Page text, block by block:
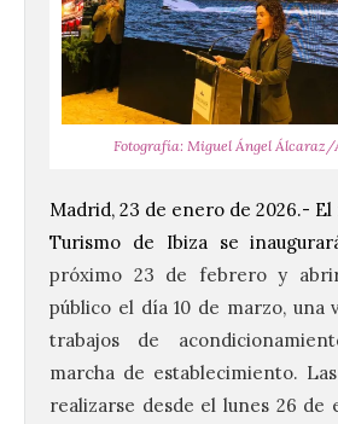
Fotografía: Miguel Ángel
Madrid, 23 de enero de 2026.-
Turismo de Ibiza se
próximo 23 de febrero y
público el día 10 de marzo, una
trabajos de
marcha de establecimiento.
realizarse desde el lunes 26 de